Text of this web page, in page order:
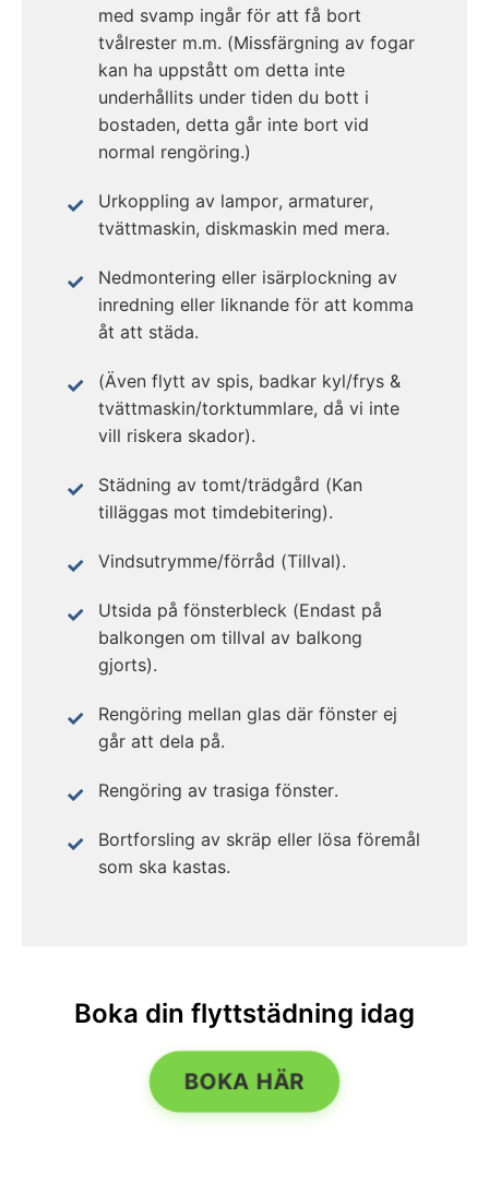
med svamp ingår för att få bort
tvålrester m.m. (Missfärgning av fogar
kan ha uppstått om detta inte
underhållits under tiden du bott i
bostaden, detta går inte bort vid
normal rengöring.)
Urkoppling av lampor, armaturer,
tvättmaskin, diskmaskin med mera.
Nedmontering eller isärplockning av
inredning eller liknande för att komma
åt att städa.
(Även flytt av spis, badkar kyl/frys &
tvättmaskin/torktummlare, då vi inte
vill riskera skador).
Städning av tomt/trädgård (Kan
tilläggas mot timdebitering).
Vindsutrymme/förråd (Tillval).
Utsida på fönsterbleck (Endast på
balkongen om tillval av balkong
gjorts).
Rengöring mellan glas där fönster ej
går att dela på.
Rengöring av trasiga fönster.
Bortforsling av skräp eller lösa föremål
som ska kastas.
Boka din flyttstädning idag
BOKA HÄR